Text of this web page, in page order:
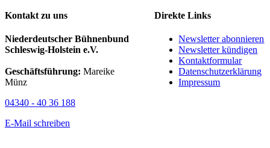
Kontakt zu uns
Niederdeutscher Bühnenbund
Schleswig-Holstein e.V.
Geschäftsführung: Mareike
Münz
04340 - 40 36 188
E-Mail schreiben
Direkte Links
Newsletter abonnieren
Newsletter kündigen
Kontaktformular
Datenschutzerklärung
Impressum